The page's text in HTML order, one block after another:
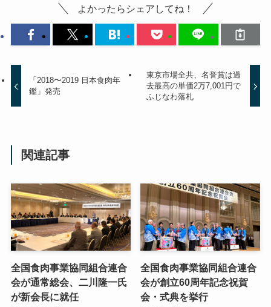
よかったらシェアしてね！
「2018〜2019 日本食肉年
鑑」発売
東京市場全共、名誉賞は過
去最高の単価2万7,001円で
ふじなわ落札
関連記事
全国食肉事業協同組合連合
会が通常総会、二川隆一氏
が新会長に就任
全国食肉事業協同組合連合
会が創立60周年記念祝賀
会・式典を挙行